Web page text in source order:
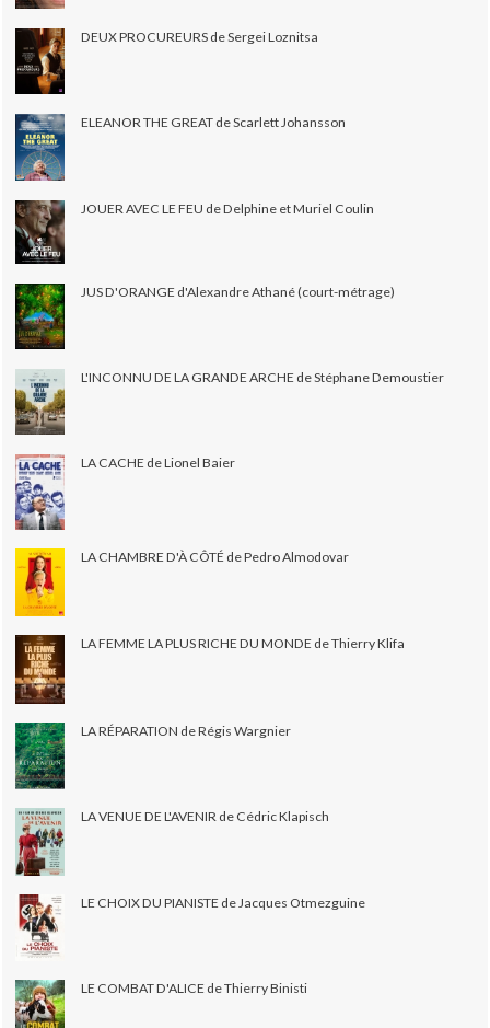
DEUX PROCUREURS de Sergei Loznitsa
ELEANOR THE GREAT de Scarlett Johansson
JOUER AVEC LE FEU de Delphine et Muriel Coulin
JUS D'ORANGE d'Alexandre Athané (court-métrage)
L'INCONNU DE LA GRANDE ARCHE de Stéphane Demoustier
LA CACHE de Lionel Baier
LA CHAMBRE D'À CÔTÉ de Pedro Almodovar
LA FEMME LA PLUS RICHE DU MONDE de Thierry Klifa
LA RÉPARATION de Régis Wargnier
LA VENUE DE L'AVENIR de Cédric Klapisch
LE CHOIX DU PIANISTE de Jacques Otmezguine
LE COMBAT D'ALICE de Thierry Binisti